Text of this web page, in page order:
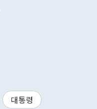
대통령